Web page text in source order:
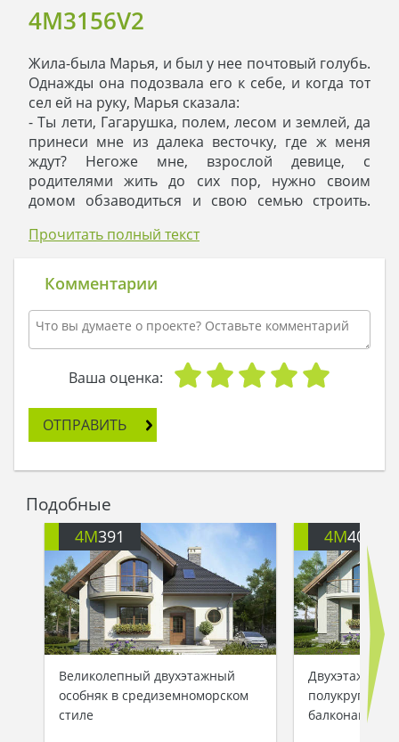
4M3156V2
Жила-была Марья, и был у нее почтовый голубь.
Однажды она подозвала его к себе, и когда тот
сел ей на руку, Марья сказала:
- Ты лети, Гагарушка, полем, лесом и землей, да
принеси мне из далека весточку, где ж меня
ждут? Негоже мне, взрослой девице, с
родителями жить до сих пор, нужно своим
домом обзаводиться и свою семью строить.
Гагарушка выпорхнул из окна и улетел далеко за
однажды на рассвете он постучал в Марьино
окно. Девица ему отворила ставни, приняла его
на руки, а тот ей записку в клюве принес. Она
сверток развернула и прочла магический текст:
«Твой красивый новый дом ждет тебя, и вовсе
не в далеких далях, а совсем рядом. Пройди на
откроется тебе за лесом дивный особняк. Ты в
дверях не стой, сразу в дом проходи, там и ждет
Марья в путь засобиралась, а верный голубь
полетел за ней. Шла она, шла, и увидела тот
самый красивый дом под красной черепичной
крышей.
- Вот она, судьба моя! Нельзя не узнать такой
чудесный дом!
Двери отворила, в дом вошла и зажила долго и
счастливо в новых крепких стенах и в крепкой
семье…
Прочитать полный текст
Комментарии
Ваша оценка:
ОТПРАВИТЬ
Подобные
4M391
Великолепный двухэтажный
особняк в средиземноморском
стиле
4M401
Двухэтажный
балконами